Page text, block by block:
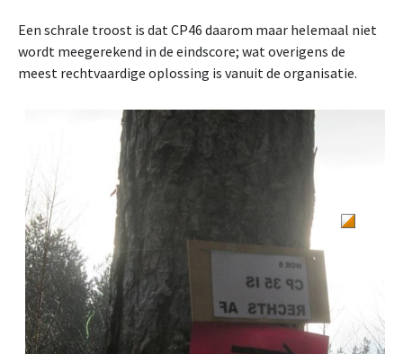
Een schrale troost is dat CP46 daarom maar helemaal niet
wordt meegerekend in de eindscore; wat overigens de
meest rechtvaardige oplossing is vanuit de organisatie.